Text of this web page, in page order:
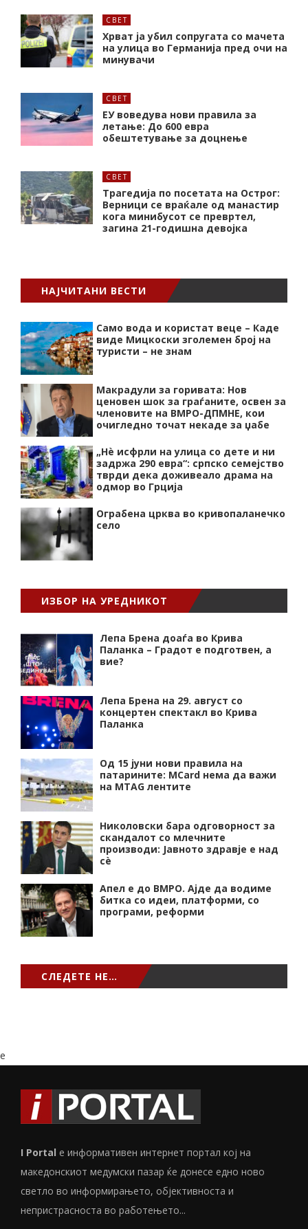
СВЕТ
Хрват ја убил сопругата со мачета
на улица во Германија пред очи на
минувачи
СВЕТ
ЕУ воведува нови правила за
летање: До 600 евра
обештетување за доцнење
СВЕТ
Трагедија по посетата на Острог:
Верници се враќале од манастир
кога минибусот се превртел,
загина 21-годишна девојка
НАЈЧИТАНИ ВЕСТИ
Само вода и користат веце – Каде
виде Мицкоски зголемен број на
туристи – не знам
Макрадули за горивата: Нов
ценовен шок за граѓаните, освен за
членовите на ВМРО-ДПМНЕ, кои
очигледно точат некаде за џабе
„Нѐ исфрли на улица со дете и ни
задржа 290 евра“: српско семејство
тврди дека доживеало драма на
одмор во Грција
Ограбена црква во кривопаланечко
село
ИЗБОР НА УРЕДНИКОТ
Лепа Брена доаѓа во Крива
Паланка – Градот е подготвен, а
вие?
Лепа Брена на 29. август со
концертен спектакл во Крива
Паланка
Од 15 јуни нови правила на
патарините: MCard нема да важи
на MTAG лентите
Николовски бара одговорност за
скандалот со млечните
производи: Јавното здравје е над
сѐ
Апел е до ВМРО. Ајде да водиме
битка со идеи, платформи, со
програми, реформи
СЛЕДЕТЕ НЕ…
e
I Portal е информативен интернет портал кој на
македонскиот медумски пазар ќе донесе едно ново
светло во информирањето, објективноста и
непристрасноста во работењето...